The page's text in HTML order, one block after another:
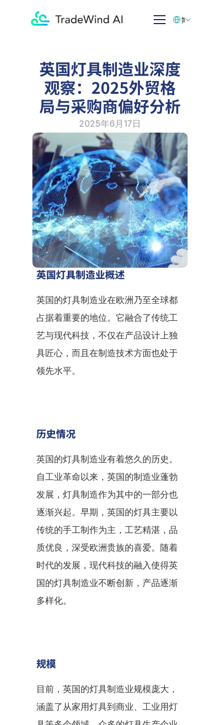
英国灯具制造业深度
观察：2025外贸格
局与采购商偏好分析
2025年6月17日
英国灯具制造业概述
英国的灯具制造业在欧洲乃至全球都
占据着重要的地位。它融合了传统工
艺与现代科技，不仅在产品设计上独
具匠心，而且在制造技术方面也处于
领先水平。
历史情况
英国的灯具制造业有着悠久的历史。
自工业革命以来，英国的制造业蓬勃
发展，灯具制造作为其中的一部分也
逐渐兴起。早期，英国的灯具主要以
传统的手工制作为主，工艺精湛，品
质优良，深受欧洲贵族的喜爱。随着
时代的发展，现代科技的融入使得英
国的灯具制造业不断创新，产品逐渐
多样化。
规模
目前，英国的灯具制造业规模庞大，
涵盖了从家用灯具到商业、工业用灯
简体中文